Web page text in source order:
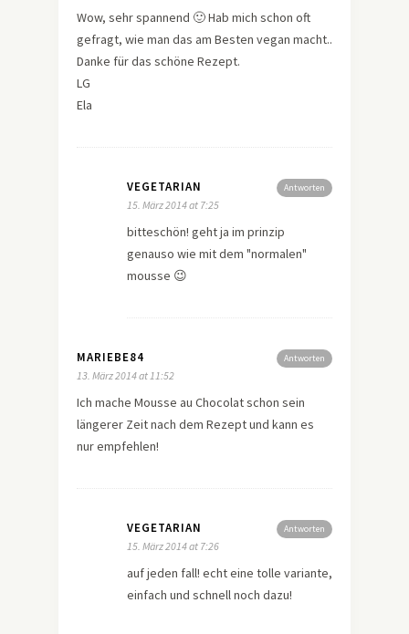
Wow, sehr spannend 🙂 Hab mich schon oft
gefragt, wie man das am Besten vegan macht..
Danke für das schöne Rezept.
LG
Ela
Antworten
VEGETARIAN
15. März 2014 at 7:25
bitteschön! geht ja im prinzip
genauso wie mit dem "normalen"
mousse 😉
Antworten
MARIEBE84
13. März 2014 at 11:52
Ich mache Mousse au Chocolat schon sein
längerer Zeit nach dem Rezept und kann es
nur empfehlen!
Antworten
VEGETARIAN
15. März 2014 at 7:26
auf jeden fall! echt eine tolle variante,
einfach und schnell noch dazu!